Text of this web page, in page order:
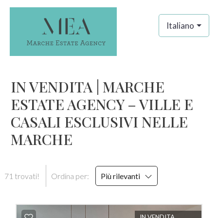
Italiano
IN VENDITA | MARCHE
ESTATE AGENCY – VILLE E
CASALI ESCLUSIVI NELLE
MARCHE
71 trovati! Ordina per: Più rilevanti
AGENZIA
IMMOBILI
CONTATTI
Qualsiasi
Vendita
dove
Provincia